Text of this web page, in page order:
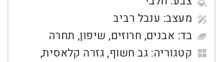
מעצב: ענבל רביב
בד: אבנים, חרוזים, שיפון, תחרה
קטגוריה: גב חשוף, גזרה קלאסית,